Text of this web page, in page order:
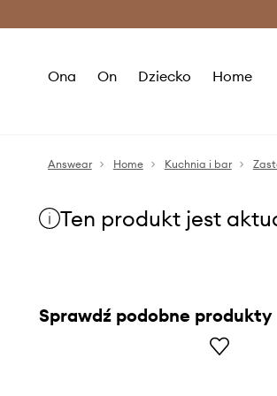
Ona On Dziecko Home
Answear Home Kuchnia i bar
Ten produkt jest
Sprawdź podobne produkty